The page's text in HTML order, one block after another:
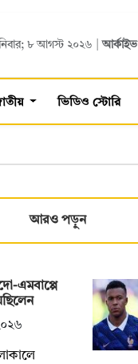
৮ আগস্ট ২০২৬ |আর্কাইভ
ভিডিও স্টোরি
আরও পড়ুন
এমবাপ্পে